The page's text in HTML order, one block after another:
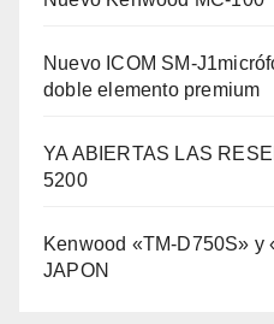
Nuevo ICOM SM-
doble elemento premium
YA ABIERTAS LAS
5200
Kenwood «TM-D750S» y
JAPON